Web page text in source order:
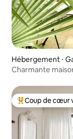
Hébergement ⋅
Charmante
Coups de cœur
Coup de cœur